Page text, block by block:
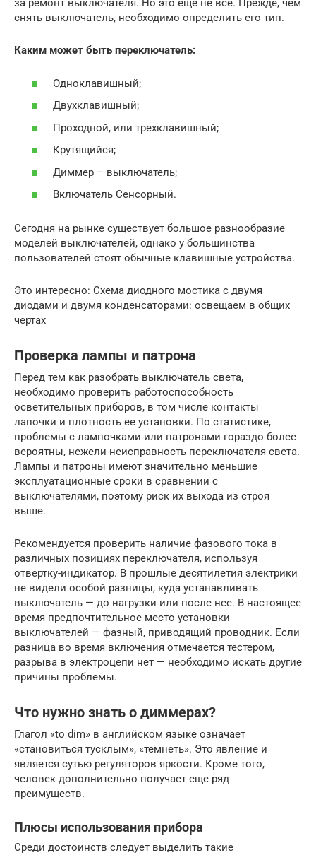
за ремонт выключателя. Но это еще не все. Прежде, чем
снять выключатель, необходимо определить его тип.
Каким может быть переключатель:
Одноклавишный;
Двухклавишный;
Проходной, или трехклавишный;
Крутящийся;
Диммер – выключатель;
Включатель Сенсорный.
Сегодня на рынке существует большое разнообразие
моделей выключателей, однако у большинства
пользователей стоят обычные клавишные устройства.
Это интересно: Схема диодного мостика с двумя
диодами и двумя конденсаторами: освещаем в общих
чертах
Проверка лампы и патрона
Перед тем как разобрать выключатель света,
необходимо проверить работоспособность
осветительных приборов, в том числе контакты
лапочки и плотность ее установки. По статистике,
проблемы с лампочками или патронами гораздо более
вероятны, нежели неисправность переключателя света.
Лампы и патроны имеют значительно меньшие
эксплуатационные сроки в сравнении с
выключателями, поэтому риск их выхода из строя
выше.
Рекомендуется проверить наличие фазового тока в
различных позициях переключателя, используя
отвертку-индикатор. В прошлые десятилетия электрики
не видели особой разницы, куда устанавливать
выключатель — до нагрузки или после нее. В настоящее
время предпочтительное место установки
выключателей — фазный, приводящий проводник. Если
разница во время включения отмечается тестером,
разрыва в электроцепи нет — необходимо искать другие
причины проблемы.
Что нужно знать о диммерах?
Глагол «to dim» в английском языке означает
«становиться тусклым», «темнеть». Это явление и
является сутью регуляторов яркости. Кроме того,
человек дополнительно получает еще ряд
преимуществ.
Плюсы использования прибора
Среди достоинств следует выделить такие